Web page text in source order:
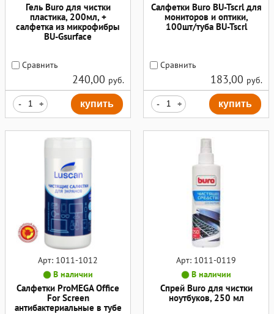
Гель Buro для чистки
пластика, 200мл, +
салфетка из микрофибры
BU-Gsurface
Сравнить
240,00 руб.
- + купить
Салфетки Buro BU-Tscrl для
мониторов и оптики,
100шт/туба BU-Tscrl
Сравнить
183,00 руб.
- + купить
Арт: 1011-1012
В наличии
Салфетки ProMEGA Office
For Screen
антибактериальные в тубе
Арт: 1011-0119
В наличии
Спрей Buro для чистки
ноутбуков, 250 мл